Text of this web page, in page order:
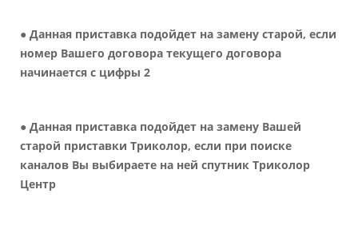
● Данная приставка подойдет на замену старой, если
номер Вашего договора текущего договора
начинается с цифры 2
● Данная приставка подойдет на замену Вашей
старой приставки Триколор, если при поиске
каналов Вы выбираете на ней спутник Триколор
Центр